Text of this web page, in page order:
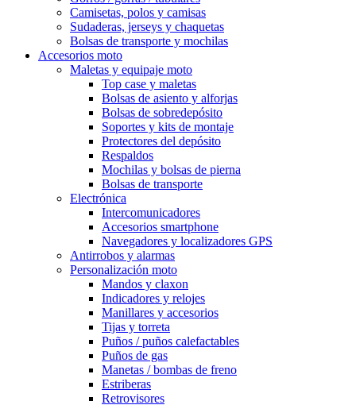
Camisetas, polos y camisas
Sudaderas, jerseys y chaquetas
Bolsas de transporte y mochilas
Accesorios moto
Maletas y equipaje moto
Top case y maletas
Bolsas de asiento y alforjas
Bolsas de sobredepósito
Soportes y kits de montaje
Protectores del depósito
Respaldos
Mochilas y bolsas de pierna
Bolsas de transporte
Electrónica
Intercomunicadores
Accesorios smartphone
Navegadores y localizadores GPS
Antirrobos y alarmas
Personalización moto
Mandos y claxon
Indicadores y relojes
Manillares y accesorios
Tijas y torreta
Puños / puños calefactables
Puños de gas
Manetas / bombas de freno
Estriberas
Retrovisores